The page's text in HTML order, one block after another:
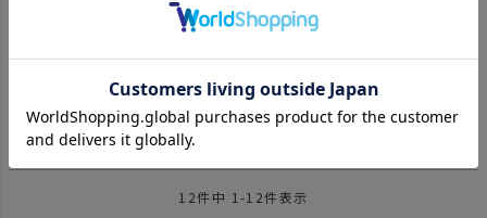
¥10,450
SOLD OUT
CIMAYO MOTIF
¥8,250
Laundry Bag Frame
¥5,280
12件中 1 -12件表示